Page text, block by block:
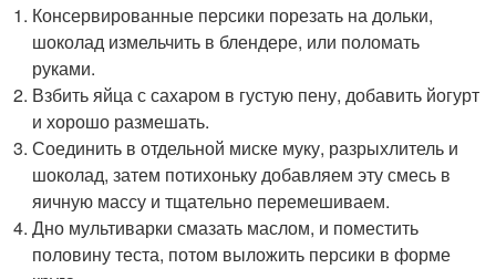
Консервированные персики порезать на дольки,
шоколад измельчить в блендере, или поломать
руками.
Взбить яйца с сахаром в густую пену, добавить йогурт
и хорошо размешать.
Соединить в отдельной миске муку, разрыхлитель и
шоколад, затем потихоньку добавляем эту смесь в
яичную массу и тщательно перемешиваем.
Дно мультиварки смазать маслом, и поместить
половину теста, потом выложить персики в форме